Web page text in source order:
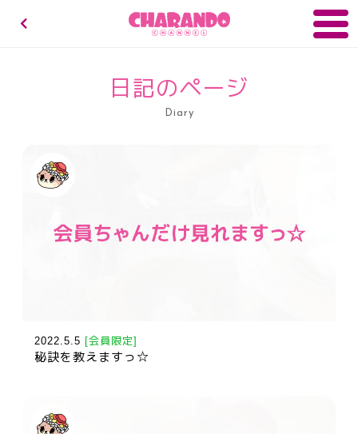
キャランドゥチャンネル
日記のページ
Diary
2022.5.5 [会員限定]
秘訣を教えますっ☆